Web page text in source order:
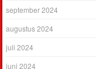
september 2024
augustus 2024
juli 2024
juni 2024